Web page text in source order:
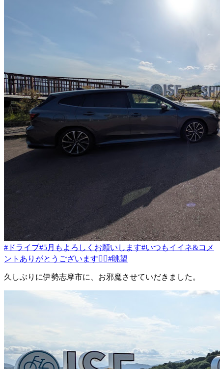
#ドライブ#5月もよろしくお願いします#いつもイイネ&コメ
ントありがとうございます🙇‍♂️#眺望
久しぶりに伊勢志摩市に、お邪魔させていだきました。